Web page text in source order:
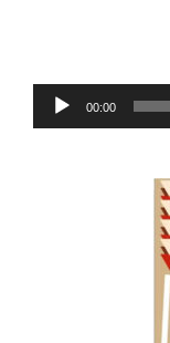
Reproductor
de
00:00